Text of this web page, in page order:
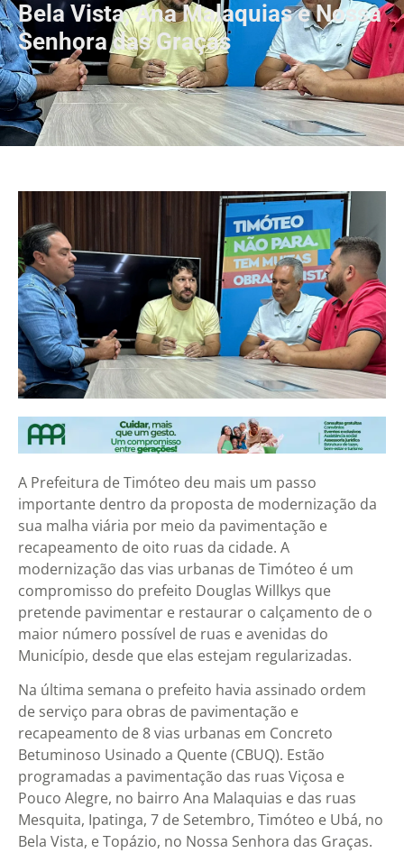
Bela Vista, Ana Malaquias e Nossa
Senhora das Graças
A Prefeitura de Timóteo deu mais um passo
importante dentro da proposta de modernização da
sua malha viária por meio da pavimentação e
recapeamento de oito ruas da cidade. A
modernização das vias urbanas de Timóteo é um
compromisso do prefeito Douglas Willkys que
pretende pavimentar e restaurar o calçamento de o
maior número possível de ruas e avenidas do
Município, desde que elas estejam regularizadas.
Na última semana o prefeito havia assinado ordem
de serviço para obras de pavimentação e
recapeamento de 8 vias urbanas em Concreto
Betuminoso Usinado a Quente (CBUQ). Estão
programadas a pavimentação das ruas Viçosa e
Pouco Alegre, no bairro Ana Malaquias e das ruas
Mesquita, Ipatinga, 7 de Setembro, Timóteo e Ubá, no
Bela Vista, e Topázio, no Nossa Senhora das Graças.